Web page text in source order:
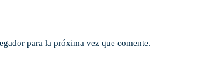
para la próxima vez que comente.